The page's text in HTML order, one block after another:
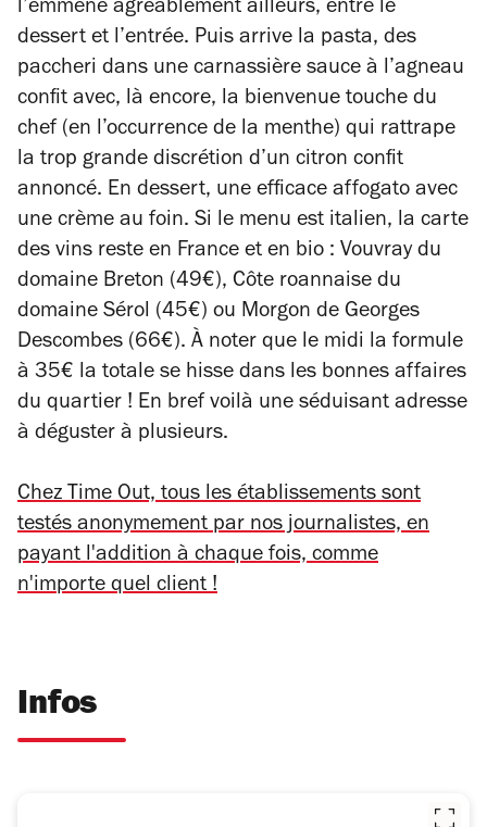
l’emmène agréablement ailleurs, entre le
dessert et l’entrée. Puis arrive la pasta, des
paccheri dans une carnassière sauce à l’agneau
confit avec, là encore, la bienvenue touche du
chef (en l’occurrence de la menthe) qui rattrape
la trop grande discrétion d’un citron confit
annoncé. En dessert, une efficace affogato avec
une crème au foin. Si le menu est italien, la carte
des vins reste en France et en bio : Vouvray du
domaine Breton (49€), Côte roannaise du
domaine Sérol (45€) ou Morgon de Georges
Descombes (66€). À noter que le midi la formule
à 35€ la totale se hisse dans les bonnes affaires
du quartier ! En bref voilà une séduisant adresse
à déguster à plusieurs.
Chez Time Out, tous les établissements sont
testés anonymement par nos journalistes, en
payant l'addition à chaque fois, comme
n'importe quel client !
Infos